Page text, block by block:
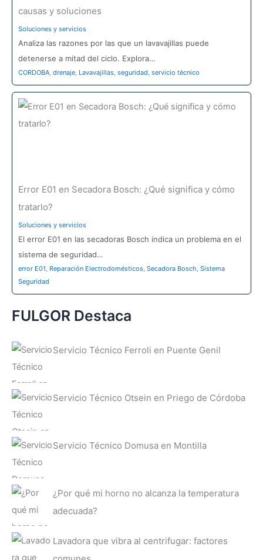
causas y soluciones
Soluciones y servicios
Analiza las razones por las que un lavavajillas puede
detenerse a mitad del ciclo. Explora…
CORDOBA, drenaje, Lavavajillas, seguridad, servicio técnico
Error E01 en Secadora Bosch: ¿Qué significa y cómo
tratarlo?
Soluciones y servicios
El error E01 en las secadoras Bosch indica un problema en el
sistema de seguridad…
error E01, Reparación Electrodomésticos, Secadora Bosch, Sistema
Seguridad
FULGOR Destaca
Servicio Técnico Ferroli en Puente Genil
Servicio Técnico Otsein en Priego de Córdoba
Servicio Técnico Domusa en Montilla
¿Por qué mi horno no alcanza la temperatura
adecuada?
Lavadora que vibra al centrifugar: factores